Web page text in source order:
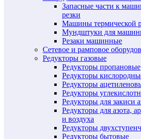
Запасные части к
резки
Машины термической
Мундштуки для
Резаки машинные
Сетевое и рамповое
Редукторы газовые
Редукторы пропановые
Редукторы
Редукторы
Редукторы
Редукторы для закиси
Редукторы для азота,
и воздуха
Редукторы
Редукторы бытовые